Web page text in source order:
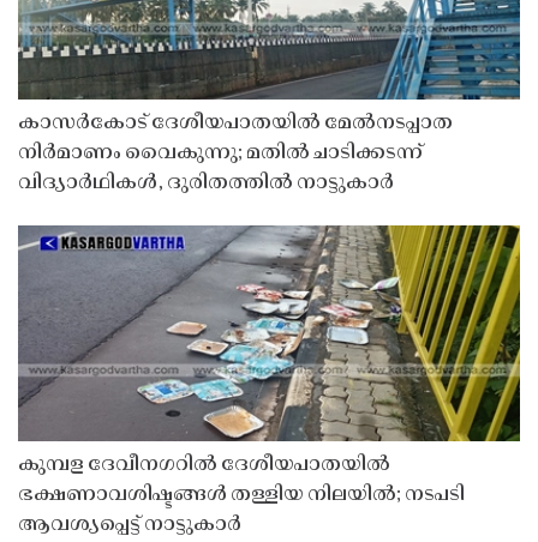
കാസർകോട് ദേശീയപാതയിൽ മേൽനടപ്പാത
നിർമാണം വൈകുന്നു; മതിൽ ചാടിക്കടന്ന്
വിദ്യാർഥികൾ, ദുരിതത്തിൽ നാട്ടുകാർ
കുമ്പള ദേവീനഗറിൽ ദേശീയപാതയിൽ
ഭക്ഷണാവശിഷ്ടങ്ങൾ തള്ളിയ നിലയിൽ; നടപടി
ആവശ്യപ്പെട്ട് നാട്ടുകാർ